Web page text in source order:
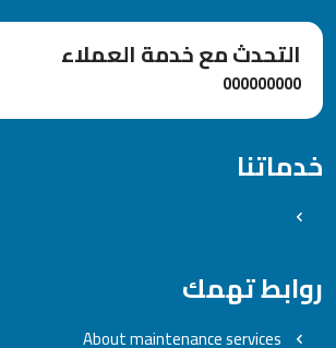
التحدث مع خدمة العملاء
000000000
خدماتنا
روابط تهمك